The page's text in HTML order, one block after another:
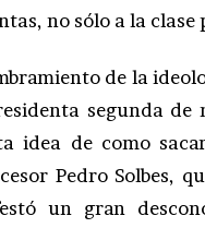
no sólo a la
de la
segunda
idea de como
Pedro Solbes,
un gran